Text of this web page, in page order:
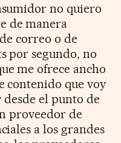
no quiero
de manera
correo o de
por segundo, no
me ofrece ancho
contenido que voy
el punto de
proveedor de
a los grandes